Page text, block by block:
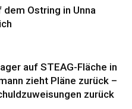
dem Ostring in Unna
auf STEAG-Fläche in
zieht Pläne zurück –
zurück